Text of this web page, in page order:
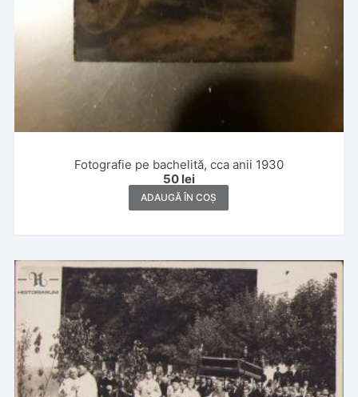
Fotografie pe bachelită, cca anii 1930
50 lei
ADAUGĂ ÎN COȘ